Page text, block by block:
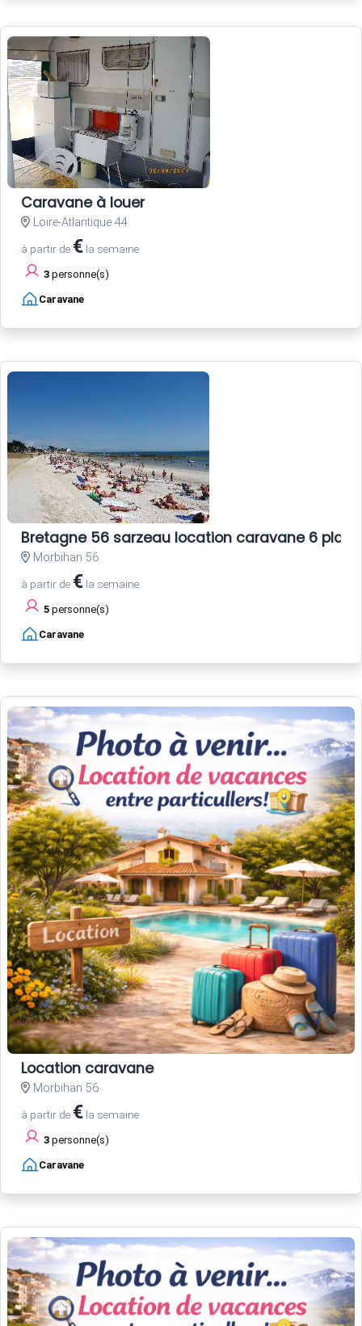
Caravane à louer
Loire-Atlantique 44
à partir de € la semaine
3 personne(s)
Caravane
Bretagne 56 sarzeau location caravane 6
Morbihan 56
à partir de € la semaine
5 personne(s)
Caravane
Location caravane
Morbihan 56
à partir de € la semaine
3 personne(s)
Caravane